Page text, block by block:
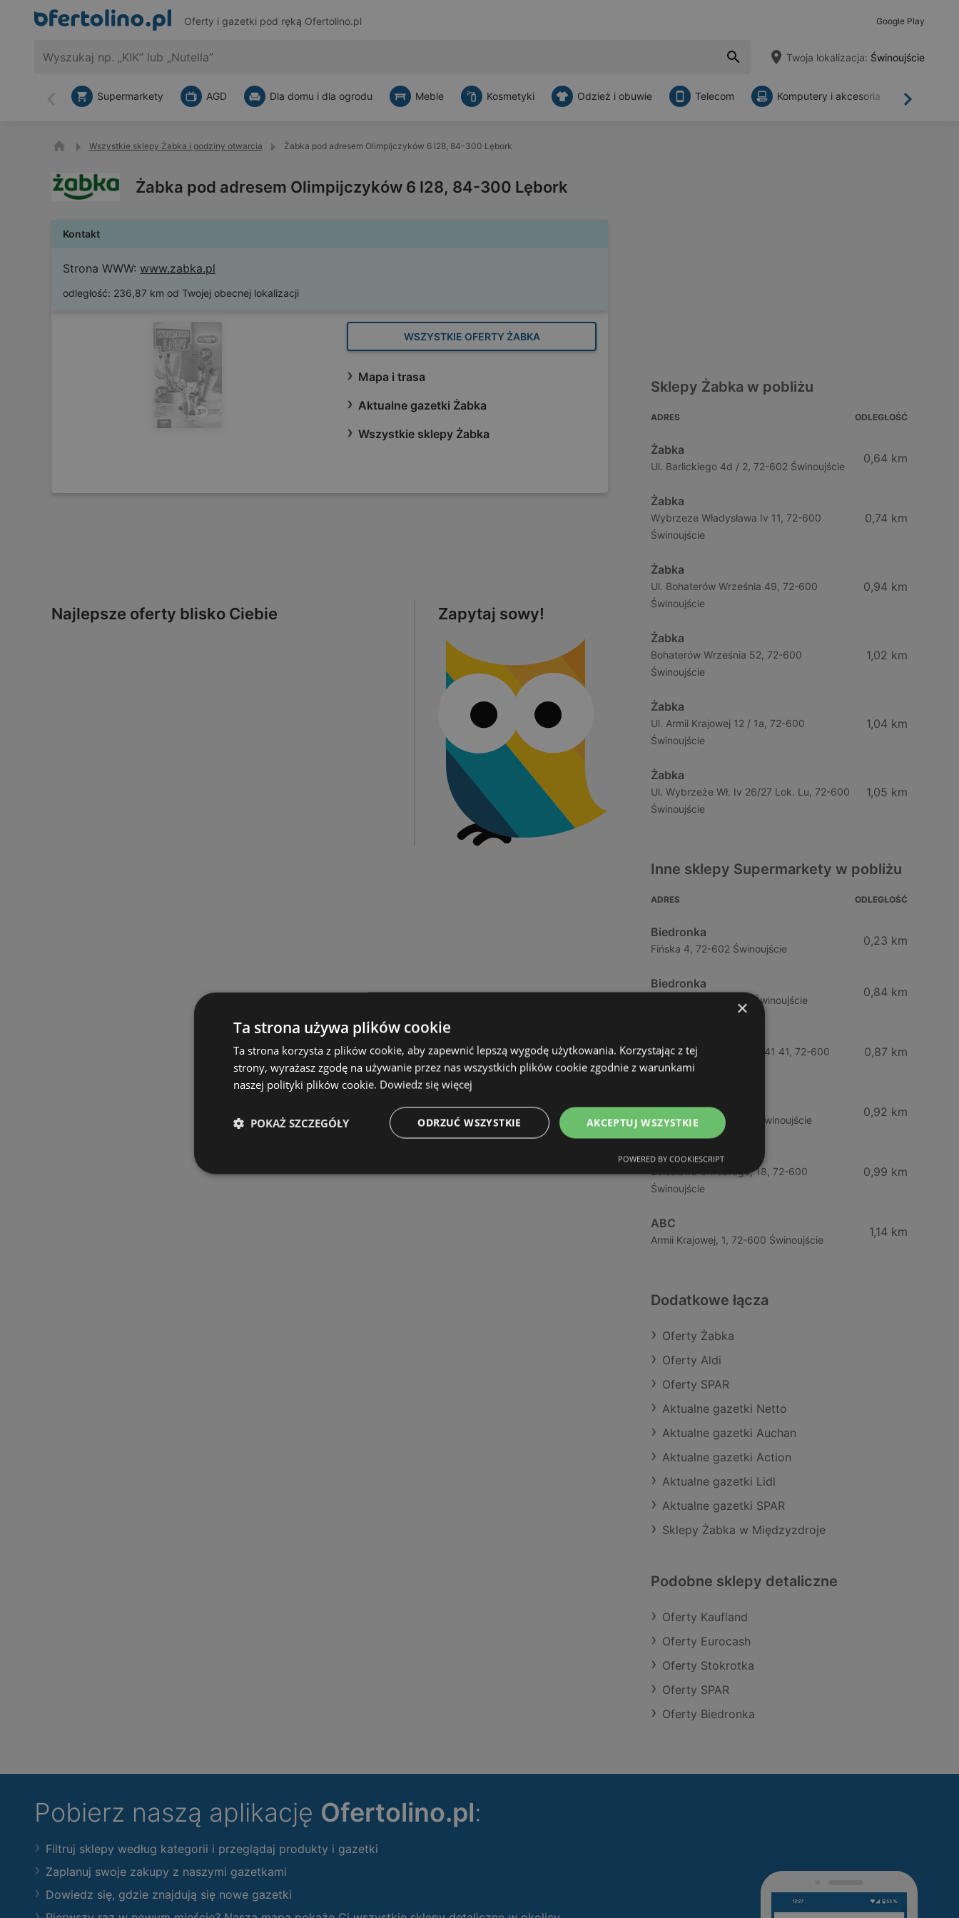
Oferty i gazetki pod ręką Ofertolino.pl Google Play
Twoja lokalizacja: Świnoujście
Wstecz Dalej
Supermarkety AGD Dla domu i dla ogrodu Meble Kosmetyki Odzież i obuwie Telecom Komputery i akcesoria
Wszystkie sklepy Żabka i godziny otwarcia Żabka pod adresem Olimpijczyków 6 I28, 84-300 Lębork
Żabka pod adresem Olimpijczyków 6 I28, 84-300 Lębork
Kontakt
Strona WWW: www.zabka.pl
odległość: 236,87 km od Twojej obecnej lokalizacji
WSZYSTKIE OFERTY ŻABKA
Mapa i trasa
Aktualne gazetki Żabka
Wszystkie sklepy Żabka
Najlepsze oferty blisko Ciebie Zapytaj sowy!
Sklepy Żabka w pobliżu
ADRES ODLEGŁOŚĆ
Żabka
Ul. Barlickiego 4d / 2, 72-602 Świnoujście
0,64 km
Żabka
Wybrzeze Władysława Iv 11, 72-600
Świnoujście
0,74 km
Żabka
Ul. Bohaterów Września 49, 72-600
Świnoujście
0,94 km
Żabka
Bohaterów Września 52, 72-600
Świnoujście
1,02 km
Żabka
Ul. Armii Krajowej 12 / 1a, 72-600
Świnoujście
1,04 km
Żabka
Ul. Wybrzeże Wł. Iv 26/27 Lok. Lu, 72-600
Świnoujście
1,05 km
Inne sklepy Supermarkety w pobliżu
ADRES ODLEGŁOŚĆ
Biedronka
Fińska 4, 72-602 Świnoujście
0,23 km
Biedronka
Chrobrego 9, 72-600 Świnoujście
0,84 km
Ul. Bohaterów Września 41 41, 72-600
Świnoujście
0,87 km
ABC
Barlickiego, 4, 72-600 Świnoujście
0,92 km
ABC
Bolesława Chrobrego, 18, 72-600
Świnoujście
0,99 km
ABC
Armii Krajowej, 1, 72-600 Świnoujście
1,14 km
Dodatkowe łącza
Oferty Żabka
Oferty Aldi
Oferty SPAR
Aktualne gazetki Netto
Aktualne gazetki Auchan
Aktualne gazetki Action
Aktualne gazetki Lidl
Aktualne gazetki SPAR
Sklepy Żabka w Międzyzdroje
Podobne sklepy detaliczne
Oferty Kaufland
Oferty Eurocash
Oferty Stokrotka
Oferty SPAR
Oferty Biedronka
Pobierz naszą aplikację Ofertolino.pl:
Filtruj sklepy według kategorii i przeglądaj produkty i gazetki
Zaplanuj swoje zakupy z naszymi gazetkami
Dowiedz się, gdzie znajdują się nowe gazetki
×
Ta strona używa plików cookie
Ta strona korzysta z plików cookie, aby zapewnić lepszą wygodę użytkowania. Korzystając z tej
strony, wyrażasz zgodę na używanie przez nas wszystkich plików cookie zgodnie z warunkami
naszej polityki plików cookie. Dowiedz się więcej
AKCEPTUJ WSZYSTKIE
ODRZUĆ WSZYSTKIE
POKAŻ SZCZEGÓŁY
POWERED BY COOKIESCRIPT